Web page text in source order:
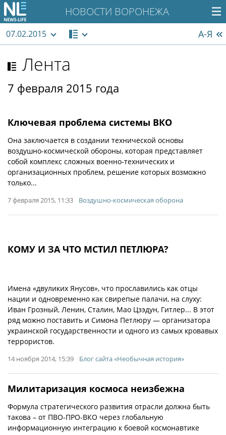
НОВОСТИ ВОРОНЕЖА
07.02.2015 А-Я
Лента
7 февраля 2015 года
Ключевая проблема системы ВКО
Она заключается в создании технической основы
воздушно-космической обороны, которая представляет
собой комплекс сложных военно-технических и
организационных проблем, решение которых возможно
только...
7 февраля 2015, 11:33 Воздушно-космическая оборона
КОМУ И ЗА ЧТО МСТИЛ ПЕТЛЮРА?
Имена «двуликих Янусов», что прославились как отцы
нации и одновременно как свирепые палачи, на слуху:
Иван Грозный, Ленин, Сталин, Мао Цзэдун, Гитлер... В этот
ряд можно поставить и Симона Петлюру — организатора
украинской государственности и одного из самых кровавых
террористов.
14 ноября 2014, 15:39 Блог сайта «Необычная история»
Милитаризация космоса неизбежна
Формула стратегического развития отрасли должна быть
такова – от ПВО-ПРО-ВКО через глобальную
информационную интеграцию к боевой космонавтике